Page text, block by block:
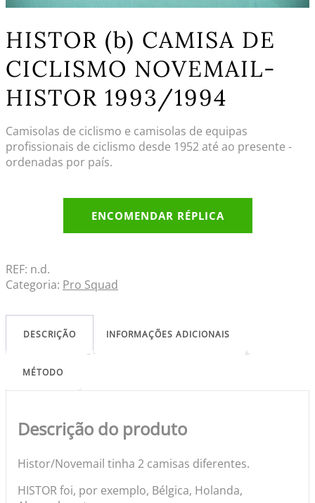
HISTOR (b) CAMISA DE
CICLISMO NOVEMAIL-
HISTOR 1993/1994
Camisolas de ciclismo e camisolas de equipas
profissionais de ciclismo desde 1952 até ao presente -
ordenadas por país.
ENCOMENDAR RÉPLICA
REF: n.d.
Categoria: Pro Squad
DESCRIÇÃO INFORMAÇÕES ADICIONAIS
MÉTODO
Descrição do produto
Histor/Novemail tinha 2 camisas diferentes.
HISTOR foi, por exemplo, Bélgica, Holanda,